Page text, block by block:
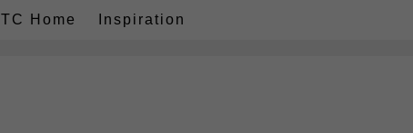
TC Home Inspiration